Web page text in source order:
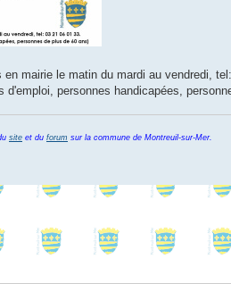
mairie le matin du mardi au vendredi,
d'emploi, personnes handicapées,
site et du forum sur la commune de Montreuil-sur-Mer.